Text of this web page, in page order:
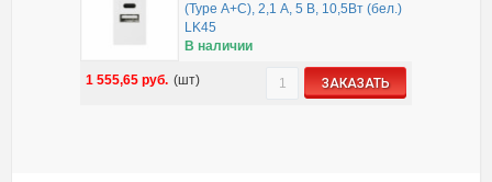
(Type А+С), 2,1 А, 5 В, 10,5Вт (бел.)
LK45
В наличии
1 555,65 руб. (шт) ЗАКАЗАТЬ